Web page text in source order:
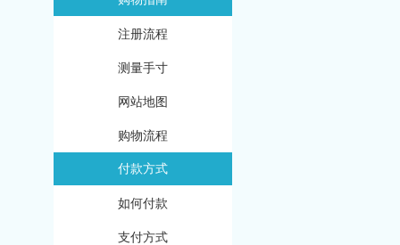
注册流程
测量手寸
网站地图
购物流程
付款方式
如何付款
支付方式